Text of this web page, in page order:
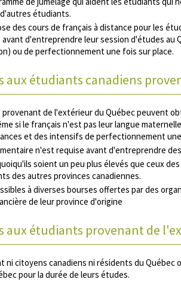
étudiants.
des cours de français à distance pour les
d'entreprendre leur session d'études au
ou de perfectionnement une fois sur place.
étudiants canadiens
de l'extérieur du Québec peuvent
si le français n'est pas leur langue
et des intensifs de perfectionnement
n'est requise avant d'entreprendre
soient un peu plus élevés que ceux
des autres provinces canadiennes.
à diverses bourses offertes par des
de leur province d'origine
étudiants provenant de
ni citoyens canadiens ni résidents du Québec
pour la durée de leurs études.